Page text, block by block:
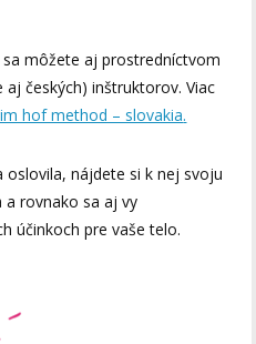
môžete aj prostredníctvom
aj českých) inštruktorov. Viac
hof method – slovakia.
nájdete si k nej svoju
a rovnako sa aj vy
účinkoch pre vaše telo.